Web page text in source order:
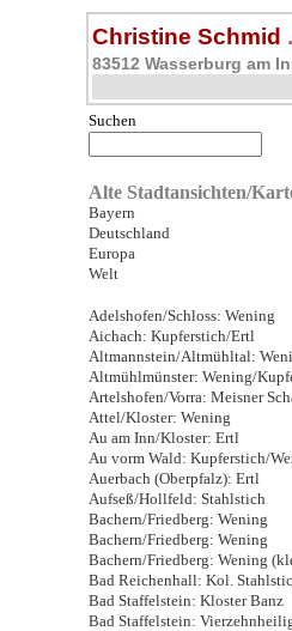
Christine Schmid .
83512 Wasserburg am
Suchen
Alte Stadtansichten/
Bayern
Deutschland
Europa
Welt
Adelshofen/Schloss: Wening
Aichach: Kupferstich/Ertl
Altmannstein/Altmühltal:
Altmühlmünster: Wening/
Artelshofen/Vorra: Meisner
Attel/Kloster: Wening
Au am Inn/Kloster: Ertl
Au vorm Wald: Kupferstich/
Auerbach (Oberpfalz): Ertl
Aufseß/Hollfeld: Stahlstich
Bachern/Friedberg: Wening
Bachern/Friedberg: Wening
Bachern/Friedberg: Wening
Bad Reichenhall: Kol.
Bad Staffelstein: Kloster Banz
Bad Staffelstein: